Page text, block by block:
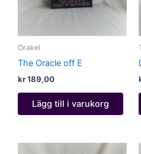
Orakel
The Oracle off E
kr189,00
Lägg till i varukorg